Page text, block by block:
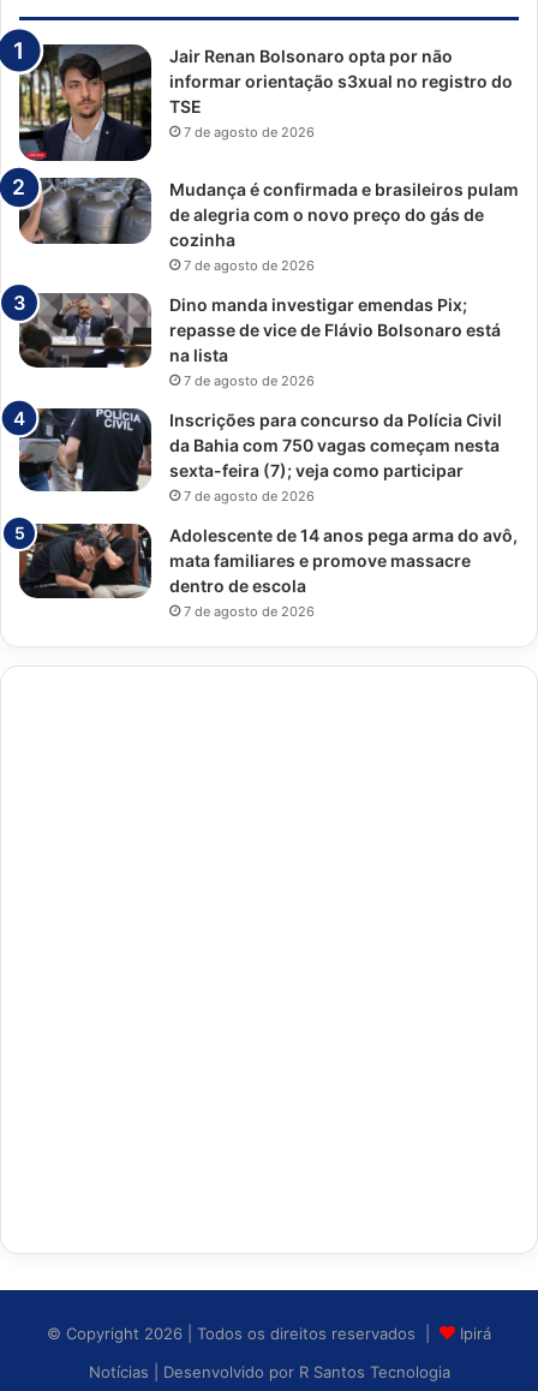
Jair Renan Bolsonaro opta por não
informar orientação s3xual no registro do
TSE
7 de agosto de 2026
Mudança é confirmada e brasileiros pulam
de alegria com o novo preço do gás de
cozinha
7 de agosto de 2026
Dino manda investigar emendas Pix;
repasse de vice de Flávio Bolsonaro está
na lista
7 de agosto de 2026
Inscrições para concurso da Polícia Civil
da Bahia com 750 vagas começam nesta
sexta-feira (7); veja como participar
7 de agosto de 2026
Adolescente de 14 anos pega arma do avô,
mata familiares e promove massacre
dentro de escola
7 de agosto de 2026
© Copyright 2026 | Todos os direitos reservados |
Ipirá
Notícias
| Desenvolvido por R Santos Tecnologia